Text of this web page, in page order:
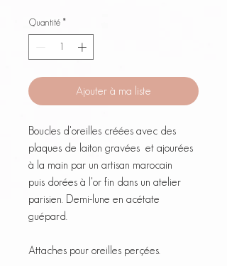
Quantité *
Ajouter à ma liste
Boucles d'oreilles créées avec des
plaques de laiton gravées et ajourées
à la main par un artisan marocain
puis dorées à l'or fin dans un atelier
parisien. Demi-lune en acétate
guépard.
Attaches pour oreilles perçées.